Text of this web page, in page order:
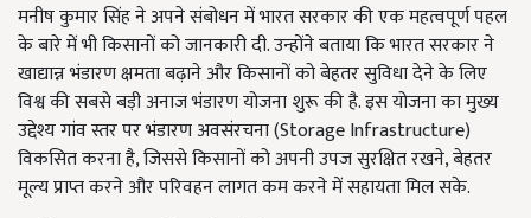
मनीष कुमार सिंह ने अपने संबोधन में भारत सरकार की एक महत्वपूर्ण पहल
के बारे में भी किसानों को जानकारी दी. उन्होंने बताया कि भारत सरकार ने
खाद्यान्न भंडारण क्षमता बढ़ाने और किसानों को बेहतर सुविधा देने के लिए
विश्व की सबसे बड़ी अनाज भंडारण योजना शुरू की है. इस योजना का मुख्य
उद्देश्य गांव स्तर पर भंडारण अवसंरचना (Storage Infrastructure)
विकसित करना है, जिससे किसानों को अपनी उपज सुरक्षित रखने, बेहतर
मूल्य प्राप्त करने और परिवहन लागत कम करने में सहायता मिल सके.